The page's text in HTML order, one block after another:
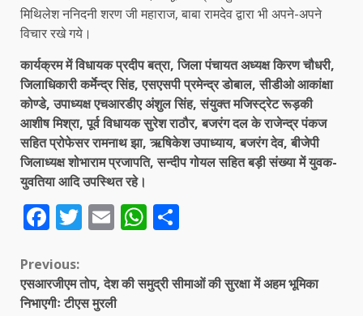
मिथिलेश ननिदनी शरण जी महाराज, बाबा रामदेव द्वारा भी अपने-अपने
विचार रखे गये।
कार्यक्रम में विधायक प्रदीप बत्रा, जिला पंचायत अध्यक्ष किरण चौधरी,
जिलाधिकारी कर्मेन्द्र सिंह, एसएसपी प्रमेन्द्र डोबाल, सीडीओ आकांक्षा
कोण्डे, उपाध्यक्ष एचआरडीए अंशुल सिंह, संयुक्त मजिस्ट्रेट रूड़की
आशीष मिश्रा, पूर्व विधायक सुरेश राठौर, बजरंग दल के राजेन्द्र पंकज
सहित प्रोफेसर रामनाथ झा, ऋषिकेश उपाध्याय, बजरंग देव, बीजेपी
जिलाध्यक्ष शोभाराम प्रजापति, सन्दीप गोयल सहित बड़ी संख्या में युवक-
युवतिया आदि उपस्थित रहे।
Facebook
Twitter
EmailWhatsApp
Continue
Reading
Previous:
एसआरजीएम तोप, देश की समुद्री सीमाओं की सुरक्षा में अहम भूमिका
निभाएगीः टीएस मुरली